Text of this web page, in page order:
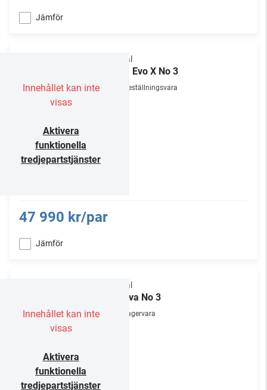
Jämför
Innehållet kan inte
visas
Aktivera
funktionella
tredjepartstjänster
Focal
Aria Evo X No 3
Beställningsvara
47 990 kr/par
Jämför
Innehållet kan inte
visas
Aktivera
funktionella
tredjepartstjänster
Focal
Theva No 3
Lagervara